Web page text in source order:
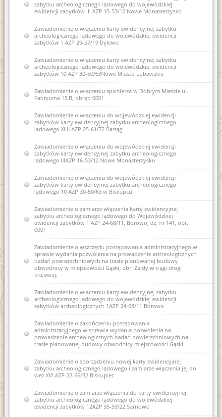
zabytku archeologicznego lądowego do wojewódzkiej
ewidencji zabytków III AZP 15-53/12 Nowe Monasterzysko
Zawiadomienie o włączeniu karty ewidencyjnej zabytku
archeologicznego lądowego do wojewódzkiej ewidencji
zabytków 1 AZP 29-57/19 Dylewo
Zawiadomienie o włączeniu karty ewidencyjnej zabytku
archeologicznego lądowego do wojewódzkiej ewidencji
zabytków 10 AZP 30-50/63Nowe Miasto Lubawskie
Zawiadomienie o włączeniu spichlerza w Dobrym Mieście ul.
Fabryczna 15 B, obręb 0001
Zawiadomienie o włączeniu do wojewódzkiej ewidencji
zabytków karty ewidencyjnej zabytku archeologicznego
lądowego XLII AZP 25-61/72 Bartąg
Zawiadomienie o włączeniu do wojewódzkiej ewidencji
zabytków karty ewidencyjnej zabytku archeologicznego
lądowego IIIAZP 16-53/12 Nowe Monasterzysko
Zawiadomienie o włączeniu do wojewódzkiej ewidencji
zabytków karty ewidencyjnej zabytku archeologicznego
lądowego 10 AZP 30-50/63 w Biskupcu
Zawiadomienie o zamiarze włączenia karty ewidencyjnej
zabytku archeologicznego lądowego do Wojewódzkiej
ewidencji zabytków 1 AZP 24-68/11, Borowo, dz. nr 141, obr.
0001
Zawiadomienie o wszczęciu postępowania administracyjnego w
sprawie wydania pozwolenia na prowadzenie archeologicznych
badań powierzchniowych na trasie planowanej budowy
obwodnicy w miejscowości Gąski, obr. Zajdy w ciągi drogi
krajowej.
Zawiadomienie o włączeniu karty ewidencyjnej zabytku
archeologicznego lądowego do wojewódzkiej ewidencji
zabytków archeologicznych 1AZP 24-68/11 Borowo
Zawiadomienie o zakończeniu postępowania
administracyjnego w sprawie wydania pozwolenia na
prowadzenie archeologicznych badań powierzchniowych na
trasie planowanej budowy obwodnicy miejscowości Gąski
Zawiadomienie o sporządzeniu nowej karty ewidencyjnej
zabytku archeologicznego lądowego i zamiarze włączenia jej do
wez XVI AZP 22-66/32 Biskupiec
Zawiadomienie o zamiarze włączenia do karty ewidencyjnej
zabytku archeologicznego lądowego do wojewódzkiej
ewidencji zabytków 12AZP 35-59/22 Sarnowo